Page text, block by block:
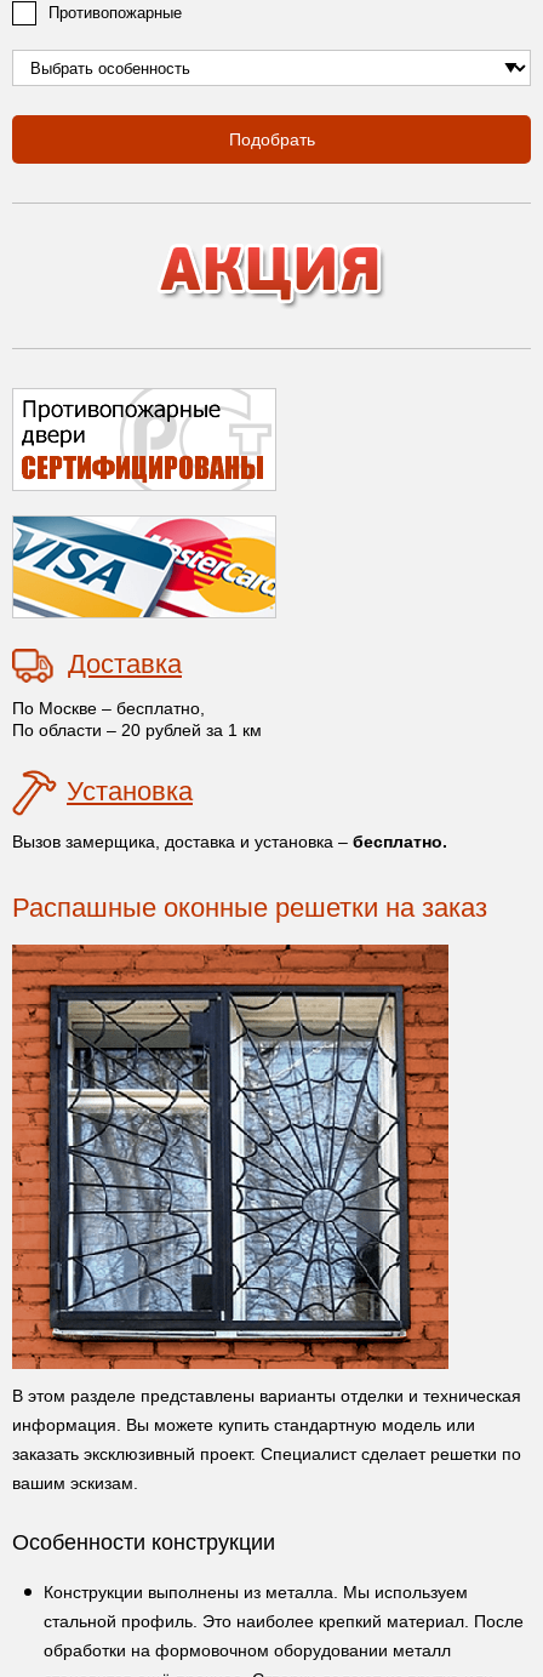
Противопожарные
Подобрать
Доставка
По Москве – бесплатно,
По области – 20 рублей за 1 км
Установка
Вызов замерщика, доставка и установка – бесплатно.
Распашные оконные решетки на заказ
В этом разделе представлены варианты отделки и техническая
информация. Вы можете купить стандартную модель или
заказать эксклюзивный проект. Специалист сделает решетки по
вашим эскизам.
Особенности конструкции
Конструкции выполнены из металла. Мы используем
стальной профиль. Это наиболее крепкий материал. После
обработки на формовочном оборудовании металл